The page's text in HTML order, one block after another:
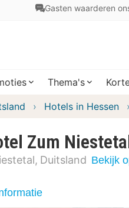
Gasten waarderen
Thema's
Hotels in Hessen
Zum
Duitsland Bekijk